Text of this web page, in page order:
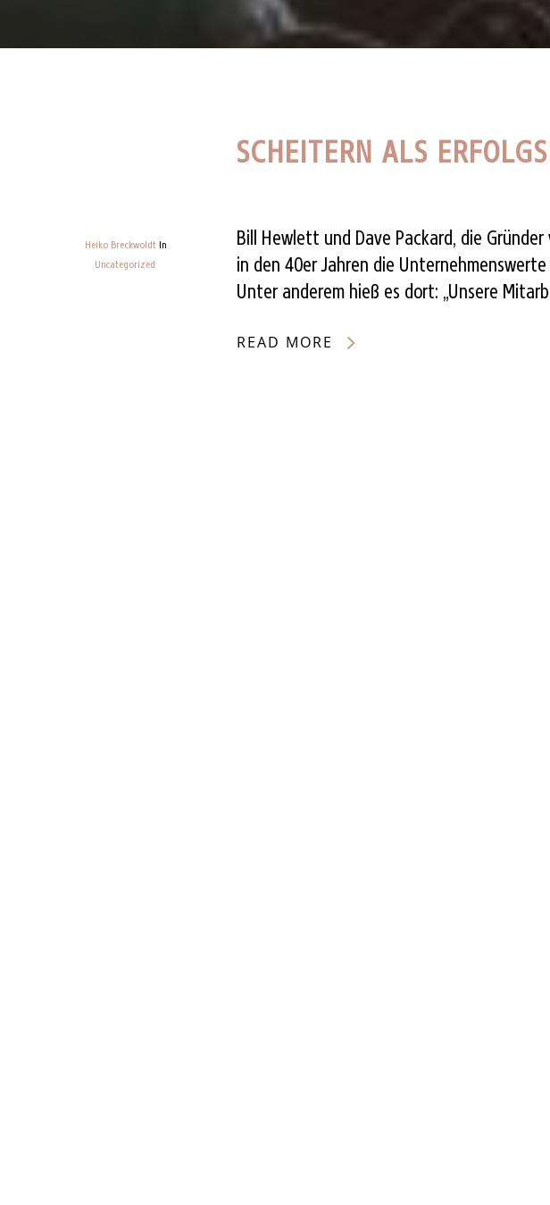
Heiko Breckwoldt In
Uncategorized
SCHEITERN ALS
Bill Hewlett und Dave Packard, die Gründer
in den 40er Jahren die
Unter anderem hieß es dort: „Unsere
READ MORE